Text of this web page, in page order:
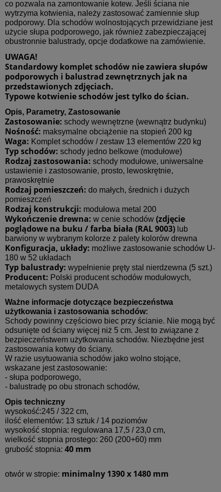
co pozwala na zamontowanie kotew. Jeśli ściana nie
wytrzyma kotwienia, należy zastosować zamiennie słup
podporowy. Dla schodów wolnostojących przewidziane jest
użycie słupa podporowego, jak również zabezpieczającej
obustronnie balustrady, opcje dodatkowe na zamówienie.
UWAGA!
Standardowy komplet schodów nie zawiera słupów
podporowych i balustrad zewnętrznych jak na
przedstawionych zdjęciach.
Typowe kotwienie schodów jest tylko do ścian.
Opis, Parametry, Zastosowanie
Zastosowanie: schody wewnętrzne (wewnątrz budynku)
Nośność: maksymalne obciążenie na stopień 200 kg
Waga: Komplet schodów / zestaw 13 elementów 220 kg
Typ schodów: schody jedno belkowe (modułowe)
Rodzaj zastosowania: schody modułowe, uniwersalne
ustawienie i zastosowanie, prosto, lewoskrętnie,
prawoskrętnie
Rodzaj pomieszczeń: do małych, średnich i dużych
pomieszczeń
Rodzaj konstrukcji: modułowa metal 200
Wykończenie drewna: w cenie schodów (zdjęcie
poglądowe na buku / farba biała (RAL 9003) lub
barwiony w wybranym kolorze z palety kolorów drewna
Konfiguracja, układy: możliwe zastosowanie schodów U-
180 w 52 układach
Typ balustrady: wypełnienie pręty stal nierdzewna (5 szt.)
Producent: Polski producent schodów modułowych,
metalowych system DUDA
Ważne informacje dotyczące bezpieczeństwa
użytkowania i zastosowania schodów:
Schody powinny częściowo biec przy ścianie. Nie mogą być
odsunięte od ściany więcej niż 5 cm. Jest to związane z
bezpieczeństwem użytkowania schodów. Niezbędne jest
zastosowania kotwy do ściany.
W razie usytuowania schodów jako wolno stojące,
wskazane jest zastosowanie:
- słupa podporowego,
- balustradę po obu stronach schodów,
Opis techniczny
wysokość:245 / 322 cm,
ilość elementów: 13 sztuk / 14 poziomów
wysokość stopnia: regulowana 17,5 / 23,0 cm,
wielkość stopnia prostego: 260 (200+60) mm
grubość stopnia: 40 mm
otwór w stropie: minimalny 1390 x 1480 mm